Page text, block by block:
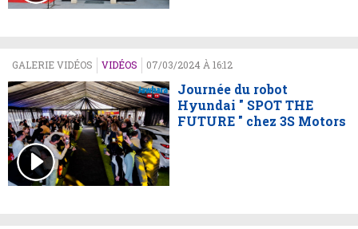
GALERIE VIDÉOS VIDÉOS 07/03/2024 À 16:12
Journée du robot
Hyundai " SPOT THE
FUTURE " chez 3S Motors